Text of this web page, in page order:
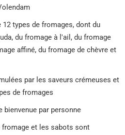
types de fromages, dont du
du fromage à l'ail, du fromage
affiné, du fromage de chèvre et
par les saveurs crémeuses et
de fromages
bienvenue par personne
fromage et les sabots sont